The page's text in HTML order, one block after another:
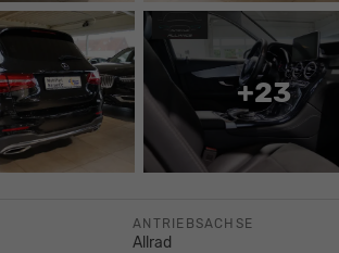
+23
ANTRIEBSACHSE
Allrad